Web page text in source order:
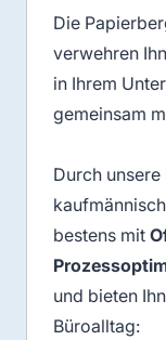
Die
verwehren
in Ihrem
gemeinsam
Durch
bestens mit
und bieten
Büroalltag: